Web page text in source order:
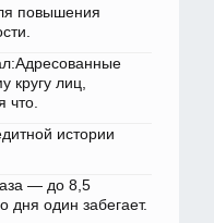
повышения
кругу лиц,
что.
истории
— до 8,5
дня один забегает.